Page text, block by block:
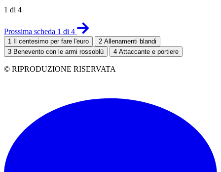
1 di 4
Prossima scheda 1 di 4
1 Il centesimo per fare l'euro 2 Allenamenti blandi
3 Benevento con le armi rossoblù 4 Attaccante e portiere
© RIPRODUZIONE RISERVATA